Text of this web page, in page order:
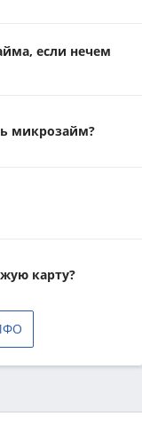
если нечем
микрозайм?
карту?